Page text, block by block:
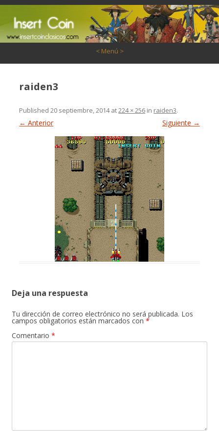
< Menú >
raiden3
Published20 septiembre, 2014at224 × 256 in raiden3.
← Anterior Siguiente →
Deja una respuesta
Tu dirección de correo electrónico no será publicada. Los
campos obligatorios están marcados con *
Comentario *